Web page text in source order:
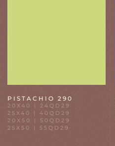
PISTACHIO 290
20X40 | 24QD29
25X40 | 40QD29
20X50 | 50QD29
25X50 | 55QD29